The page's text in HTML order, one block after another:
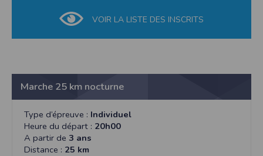
VOIR LA LISTE DES INSCRITS
Marche 25 km nocturne
Type d’épreuve : Individuel
Heure du départ : 20h00
A partir de 3 ans
Distance : 25 km